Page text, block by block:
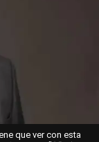
que ver con esta